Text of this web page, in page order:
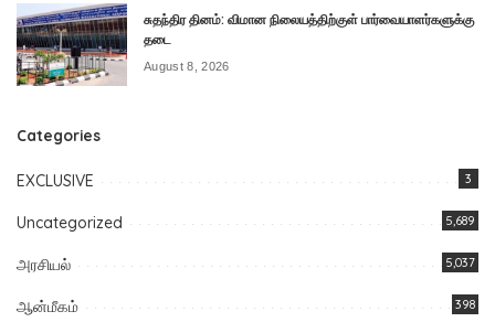
சுதந்திர தினம்: விமான நிலையத்திற்குள் பார்வையாளர்களுக்கு
தடை
August 8, 2026
Categories
EXCLUSIVE 3
Uncategorized 5,689
அரசியல் 5,037
ஆன்மீகம் 398